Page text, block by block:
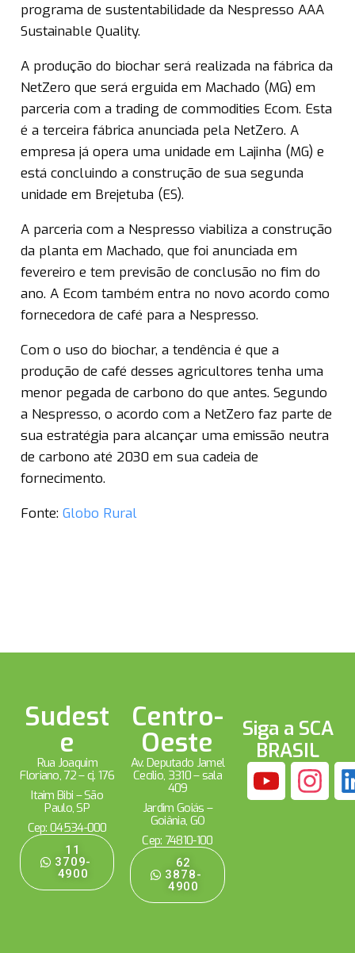
programa de sustentabilidade da Nespresso AAA
Sustainable Quality.
A produção do biochar será realizada na fábrica da
NetZero que será erguida em Machado (MG) em
parceria com a trading de commodities Ecom. Esta
é a terceira fábrica anunciada pela NetZero. A
empresa já opera uma unidade em Lajinha (MG) e
está concluindo a construção de sua segunda
unidade em Brejetuba (ES).
A parceria com a Nespresso viabiliza a construção
da planta em Machado, que foi anunciada em
fevereiro e tem previsão de conclusão no fim do
ano. A Ecom também entra no novo acordo como
fornecedora de café para a Nespresso.
Com o uso do biochar, a tendência é que a
produção de café desses agricultores tenha uma
menor pegada de carbono do que antes. Segundo
a Nespresso, o acordo com a NetZero faz parte de
sua estratégia para alcançar uma emissão neutra
de carbono até 2030 em sua cadeia de
fornecimento.
Fonte: Globo Rural
Sudest
e
Rua Joaquim
Floriano, 72 – cj. 176
Itaim Bibi – São
Paulo, SP
Cep: 04534-000
11
3709-
4900
Centro-
Oeste
Av. Deputado Jamel
Cecílio, 3310 – sala
409
Jardim Goiás –
Goiânia, GO
Cep: 74810-100
62
3878-
4900
Siga a SCA
BRASIL